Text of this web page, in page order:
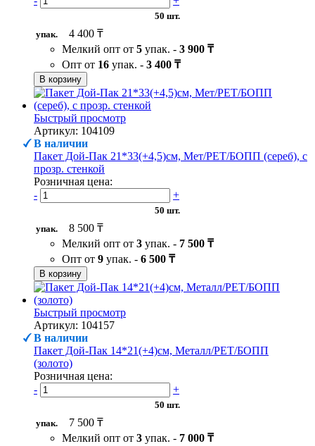
50 шт.
упак.
4 400 ₸
Мелкий опт от 5 упак. - 3 900 ₸
Опт от 16 упак. - 3 400 ₸
В корзину
Быстрый просмотр
Артикул: 104109
В наличии
Пакет Дой-Пак 21*33(+4,5)см, Мет/PET/БОПП (сереб), с
прозр. стенкой
Розничная цена:
-
+
50 шт.
упак.
8 500 ₸
Мелкий опт от 3 упак. - 7 500 ₸
Опт от 9 упак. - 6 500 ₸
В корзину
Быстрый просмотр
Артикул: 104157
В наличии
Пакет Дой-Пак 14*21(+4)см, Металл/PET/БОПП
(золото)
Розничная цена:
-
+
50 шт.
упак.
7 500 ₸
Мелкий опт от 3 упак. - 7 000 ₸